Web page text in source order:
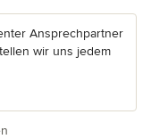
Ansprechpartner
wir uns jedem